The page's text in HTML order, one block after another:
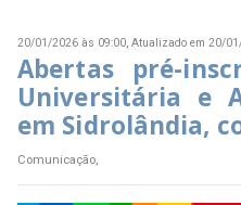
20/01/2026 às 09:00, Atualizado em 20/
Abertas pré-
Universitária e
em Sidrolândia,
Comunicação,